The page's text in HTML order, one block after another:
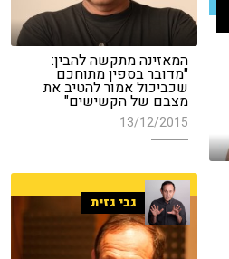
המאזינה מתקשה להבין:
"מדובר בספין מתוחכם
שכביכול אמור להטיב את
מצבם של הקשישים"
13/12/2015
גבי גזית